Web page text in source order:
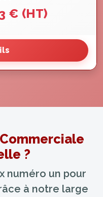
€ (HT)
?
numéro un pour
à notre large